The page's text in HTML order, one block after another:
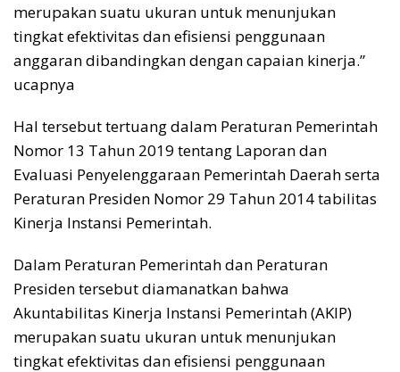
merupakan suatu ukuran untuk menunjukan
tingkat efektivitas dan efisiensi penggunaan
anggaran dibandingkan dengan capaian kinerja.”
ucapnya
Hal tersebut tertuang dalam Peraturan Pemerintah
Nomor 13 Tahun 2019 tentang Laporan dan
Evaluasi Penyelenggaraan Pemerintah Daerah serta
Peraturan Presiden Nomor 29 Tahun 2014 tabilitas
Kinerja Instansi Pemerintah.
Dalam Peraturan Pemerintah dan Peraturan
Presiden tersebut diamanatkan bahwa
Akuntabilitas Kinerja Instansi Pemerintah (AKIP)
merupakan suatu ukuran untuk menunjukan
tingkat efektivitas dan efisiensi penggunaan